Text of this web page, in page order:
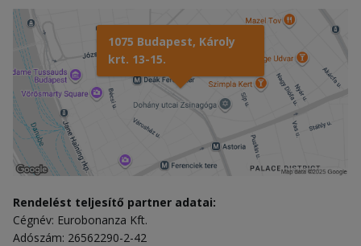
1075 Budapest, Károly
krt. 13-15.
Rendelést teljesítő partner adatai:
Cégnév: Eurobonanza Kft.
Adószám: 26562290-2-42